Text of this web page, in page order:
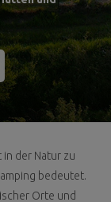
der Natur zu
bedeutet.
Orte und